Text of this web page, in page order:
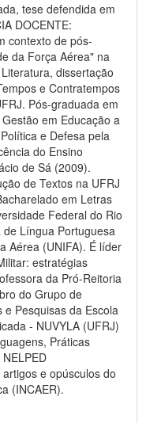
tese defendida em
DOCENTE:
contexto de pós-
da Força Aérea" na
dissertação
e Contratempos
Pós-graduada em
em Educação a
e Defesa pela
do Ensino
de Sá (2009).
de Textos na UFRJ
em Letras
Federal do Rio
Língua Portuguesa
Aérea (UNIFA). É líder
estratégias
da Pró-Reitoria
do Grupo de
e Pesquisas da Escola
- NUVYLA (UFRJ)
Práticas
e opúsculos do
(INCAER).